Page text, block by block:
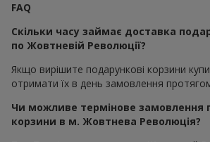
FAQ
Скільки часу займає доставка
по Жовтневій Революції?
Якщо вирішите подарункові корзини
отримати їх в день замовлення
Чи можливе термінове замовлення
корзини в м. Жовтнева Революція?